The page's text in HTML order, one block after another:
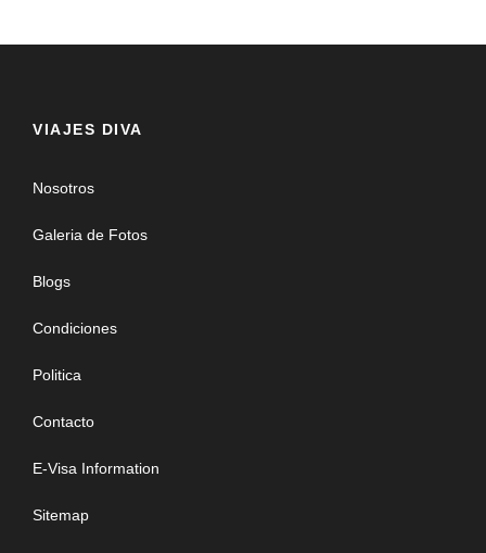
VIAJES DIVA
Nosotros
Galeria de Fotos
Blogs
Condiciones
Politica
Contacto
E-Visa Information
Sitemap